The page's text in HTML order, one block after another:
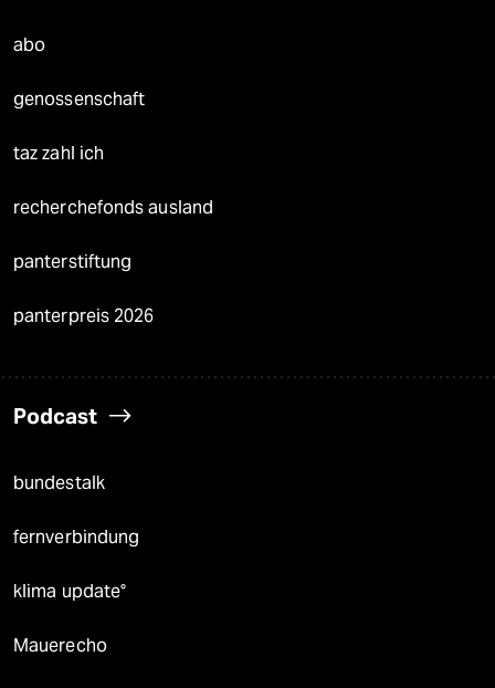
abo
genossenschaft
taz zahl ich
recherchefonds ausland
panterstiftung
panterpreis 2026
Podcast
bundestalk
fernverbindung
klima update°
Mauerecho